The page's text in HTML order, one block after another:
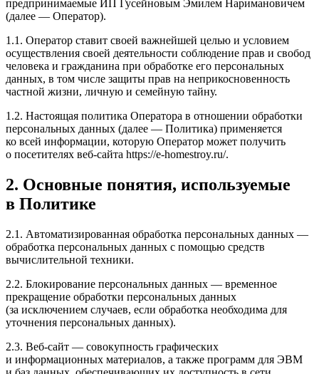
предпринимаемые ИП Гусейновым Эмилем Наримановичем
(далее — Оператор).
1.1. Оператор ставит своей важнейшей целью и условием
осуществления своей деятельности соблюдение прав и свобод
человека и гражданина при обработке его персональных
данных, в том числе защиты прав на неприкосновенность
частной жизни, личную и семейную тайну.
1.2. Настоящая политика Оператора в отношении обработки
персональных данных (далее — Политика) применяется
ко всей информации, которую Оператор может получить
о посетителях веб-сайта https://e-homestroy.ru/.
2. Основные понятия, используемые
в Политике
2.1. Автоматизированная обработка персональных данных —
обработка персональных данных с помощью средств
вычислительной техники.
2.2. Блокирование персональных данных — временное
прекращение обработки персональных данных
(за исключением случаев, если обработка необходима для
уточнения персональных данных).
2.3. Веб-сайт — совокупность графических
и информационных материалов, а также программ для ЭВМ